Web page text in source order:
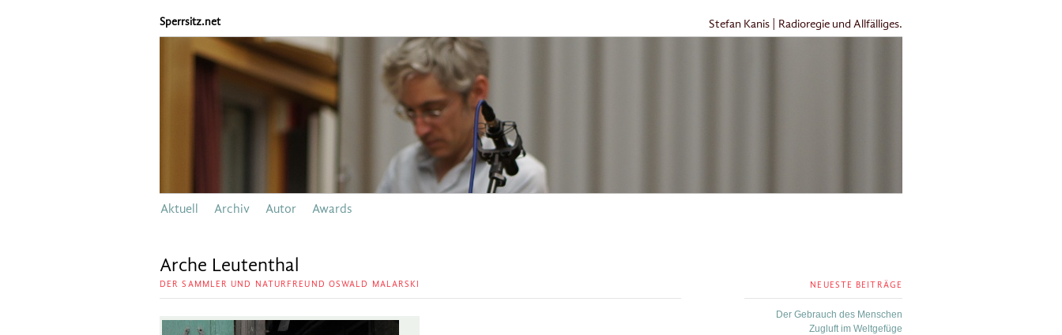
Sperrsitz.net Stefan Kanis | Radioregie und Allfälliges.
Aktuell Archiv Autor Awards
Arche Leutenthal
DER SAMMLER UND NATURFREUND OSWALD MALARSKI NEUESTE BEITRÄGE
Der Gebrauch des Menschen
Zugluft im Weltgefüge